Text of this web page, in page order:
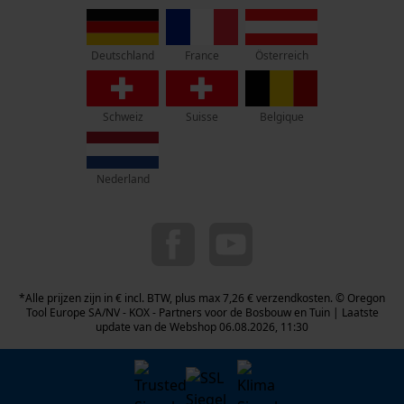
Rue Emile Francqui 11
1435 Mont-Saint-Guibert
Geen winkel!
Retouradres:
Beim Erlenwäldchen 14/2
71522 Backnang
Deutschland France Österreich
Schweiz Suisse Belgique
Nederland
*Alle prijzen zijn in € incl. BTW, plus max 7,26 € verzendkosten. © Oregon
Tool Europe SA/NV - KOX - Partners voor de Bosbouw en Tuin | Laatste
update van de Webshop 06.08.2026, 11:30